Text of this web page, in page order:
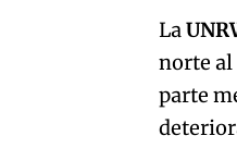
La
norte al
parte